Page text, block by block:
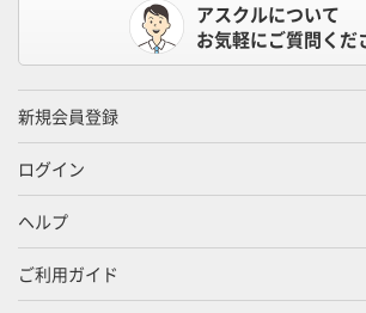
アスクルについて
お気軽にご質問くだ
新規会員登録
ログイン
ヘルプ
ご利用ガイド